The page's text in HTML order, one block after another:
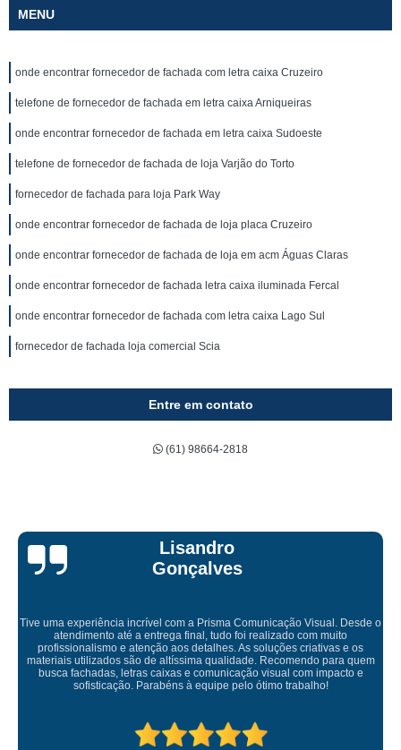
MENU
onde encontrar fornecedor de fachada com letra caixa Cruzeiro
telefone de fornecedor de fachada em letra caixa Arniqueiras
onde encontrar fornecedor de fachada em letra caixa Sudoeste
telefone de fornecedor de fachada de loja Varjão do Torto
fornecedor de fachada para loja Park Way
onde encontrar fornecedor de fachada de loja placa Cruzeiro
onde encontrar fornecedor de fachada de loja em acm Águas Claras
onde encontrar fornecedor de fachada letra caixa iluminada Fercal
onde encontrar fornecedor de fachada com letra caixa Lago Sul
fornecedor de fachada loja comercial Scia
Entre em contato
(61) 98664-2818
Visual. Desde o
com muito
criativas e os
para quem
com impacto e
Empresa maravilhosa, entregue antes do prazo
ficou perfeita, indico de olhos